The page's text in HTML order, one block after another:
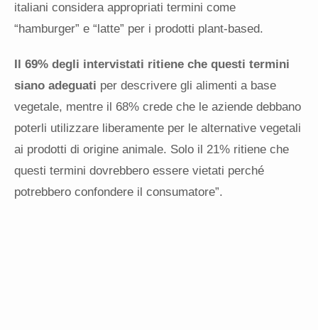
italiani considera appropriati termini come
“hamburger” e “latte” per i prodotti plant-based.
Il 69% degli intervistati ritiene che questi termini
siano adeguati per descrivere gli alimenti a base
vegetale, mentre il 68% crede che le aziende debbano
poterli utilizzare liberamente per le alternative vegetali
ai prodotti di origine animale. Solo il 21% ritiene che
questi termini dovrebbero essere vietati perché
potrebbero confondere il consumatore”.